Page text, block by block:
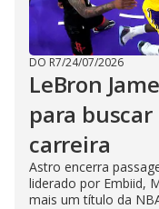
DO R7/24/07/2026
LeBron
para
carreira
Astro encerra
liderado por Embiid,
mais um título da